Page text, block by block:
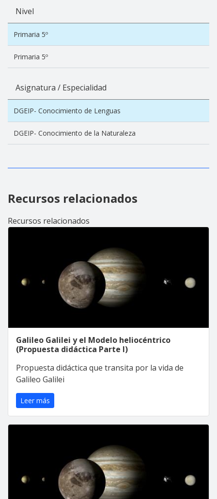
Nivel
Primaria 5º
Primaria 5º
Asignatura / Especialidad
DGEIP- Conocimiento de Lenguas
DGEIP- Conocimiento de la Naturaleza
Recursos relacionados
Recursos relacionados
Galileo Galilei y el Modelo heliocéntrico
(Propuesta didáctica Parte I)
Propuesta didáctica que transita por la vida de
Galileo Galilei
Leer más